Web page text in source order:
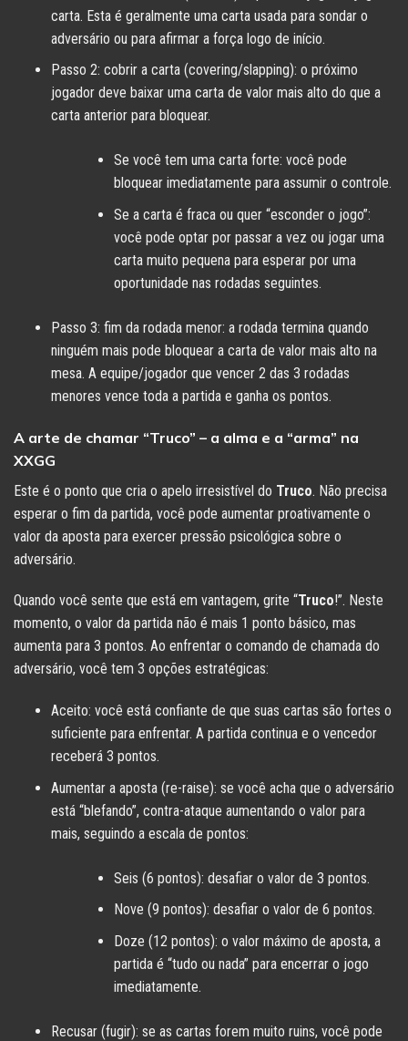
carta. Esta é geralmente uma carta usada para sondar o
adversário ou para afirmar a força logo de início.
Passo 2: cobrir a carta (covering/slapping): o próximo
jogador deve baixar uma carta de valor mais alto do que a
carta anterior para bloquear.
Se você tem uma carta forte: você pode
bloquear imediatamente para assumir o controle.
Se a carta é fraca ou quer “esconder o jogo”:
você pode optar por passar a vez ou jogar uma
carta muito pequena para esperar por uma
oportunidade nas rodadas seguintes.
Passo 3: fim da rodada menor: a rodada termina quando
ninguém mais pode bloquear a carta de valor mais alto na
mesa. A equipe/jogador que vencer 2 das 3 rodadas
menores vence toda a partida e ganha os pontos.
A arte de chamar “Truco” – a alma e a “arma” na
XXGG
Este é o ponto que cria o apelo irresistível do Truco. Não precisa
esperar o fim da partida, você pode aumentar proativamente o
valor da aposta para exercer pressão psicológica sobre o
adversário.
Quando você sente que está em vantagem, grite “Truco!”. Neste
momento, o valor da partida não é mais 1 ponto básico, mas
aumenta para 3 pontos. Ao enfrentar o comando de chamada do
adversário, você tem 3 opções estratégicas:
Aceito: você está confiante de que suas cartas são fortes o
suficiente para enfrentar. A partida continua e o vencedor
receberá 3 pontos.
Aumentar a aposta (re-raise): se você acha que o adversário
está “blefando”, contra-ataque aumentando o valor para
mais, seguindo a escala de pontos:
Seis (6 pontos): desafiar o valor de 3 pontos.
Nove (9 pontos): desafiar o valor de 6 pontos.
Doze (12 pontos): o valor máximo de aposta, a
partida é “tudo ou nada” para encerrar o jogo
imediatamente.
Recusar (fugir): se as cartas forem muito ruins, você pode